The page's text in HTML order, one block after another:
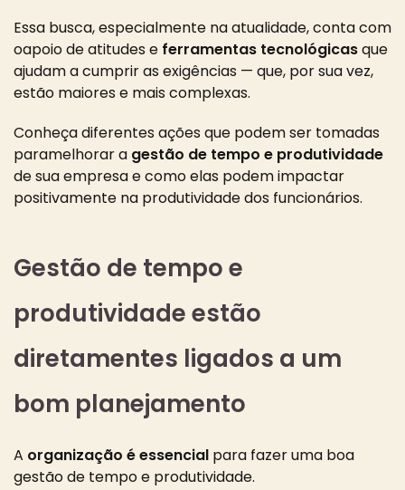
Essa busca, especialmente na atualidade, conta com
oapoio de atitudes e ferramentas tecnológicasque
ajudam a cumprir as exigências — que, por sua vez,
estão maiores e mais complexas.
Conheça diferentes ações que podem ser tomadas
paramelhorar a gestão de tempo e produtividade
de sua empresae como elas podem impactar
positivamente na produtividade dos funcionários.
Gestão de tempo e
produtividade estão
diretamentes ligados a um
bom planejamento
A organização é essencial para fazer uma boa
gestão de tempo e produtividade.